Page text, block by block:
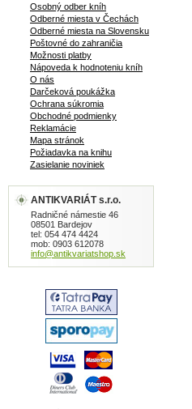
Osobný odber kníh
Odberné miesta v Čechách
Odberné miesta na Slovensku
Poštovné do zahraničia
Možnosti platby
Nápoveda k hodnoteniu kníh
O nás
Darčeková poukážka
Ochrana súkromia
Obchodné podmienky
Reklamácie
Mapa stránok
Požiadavka na knihu
Zasielanie noviniek
ANTIKVARIÁT s.r.o.
Radničné námestie 46
08501 Bardejov
tel: 054 474 4424
mob: 0903 612078
info@antikvariatshop.sk